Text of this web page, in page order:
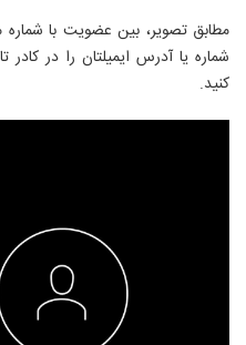
مطابق تصویر، بین عضویت با شماره
شماره یا آدرس ایمیلتان را در
کنید.